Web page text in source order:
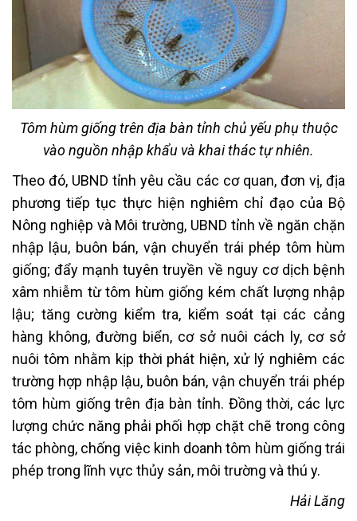
Tôm hùm giống trên địa bàn tỉnh chủ yếu phụ thuộc
vào nguồn nhập khẩu và khai thác tự nhiên.
Theo đó, UBND tỉnh yêu cầu các cơ quan, đơn vị, địa
phương tiếp tục thực hiện nghiêm chỉ đạo của Bộ
Nông nghiệp và Môi trường, UBND tỉnh về ngăn chặn
nhập lậu, buôn bán, vận chuyển trái phép tôm hùm
giống; đẩy mạnh tuyên truyền về nguy cơ dịch bệnh
xâm nhiễm từ tôm hùm giống kém chất lượng nhập
lậu; tăng cường kiểm tra, kiểm soát tại các cảng
hàng không, đường biển, cơ sở nuôi cách ly, cơ sở
nuôi tôm nhằm kịp thời phát hiện, xử lý nghiêm các
trường hợp nhập lậu, buôn bán, vận chuyển trái phép
tôm hùm giống trên địa bàn tỉnh. Đồng thời, các lực
lượng chức năng phải phối hợp chặt chẽ trong công
tác phòng, chống việc kinh doanh tôm hùm giống trái
phép trong lĩnh vực thủy sản, môi trường và thú y.
Hải Lăng